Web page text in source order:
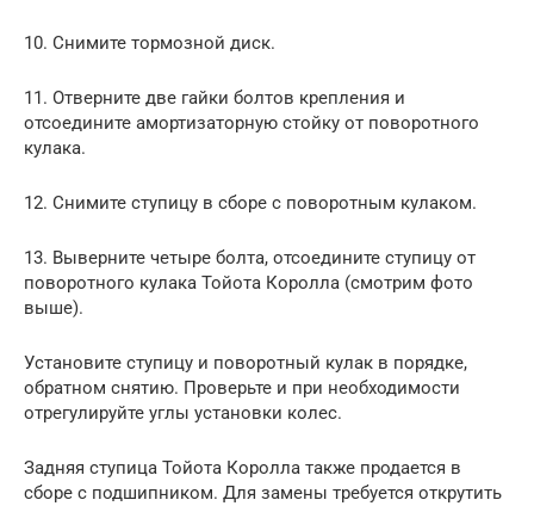
10. Снимите тормозной диск.
11. Отверните две гайки болтов крепления и
отсоедините амортизаторную стойку от поворотного
кулака.
12. Снимите ступицу в сборе с поворотным кулаком.
13. Выверните четыре болта, отсоедините ступицу от
поворотного кулака Тойота Королла (смотрим фото
выше).
Установите ступицу и поворотный кулак в порядке,
обратном снятию. Проверьте и при необходимости
отрегулируйте углы установки колес.
Задняя ступица Тойота Королла также продается в
сборе с подшипником. Для замены требуется открутить